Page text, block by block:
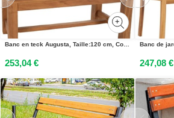
Banc en teck Augusta, Taille:120 cm, Couleur:teak
253,04 € 247,08 €